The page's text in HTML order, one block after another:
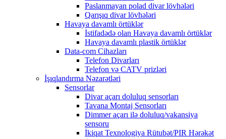
Paslanmayan polad divar lövhələri
Qarışıq divar lövhələri
Havaya davamlı örtüklər
İstifadədə olan Havaya davamlı örtüklər
Havaya davamlı plastik örtüklər
Data-com Cihazları
Telefon Divarları
Telefon və CATV prizləri
İşıqlandırma Nəzarətləri
Sensorlar
Divar açarı doluluq sensorları
Tavana Montaj Sensorları
Dimmer açarı ilə doluluq/vakansiya
sensoru
İkiqat Texnologiya Rütubət/PIR Hərəkət